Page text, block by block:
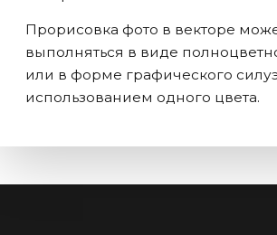
Прорисовка фото в векторе
выполняться в виде
или в форме графического
использованием одного цвета.